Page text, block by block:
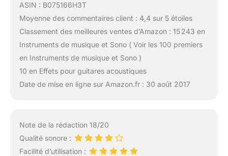
ASIN : B075166H3T
Moyenne des commentaires client : 4,4 sur 5 étoiles
Classement des meilleures ventes d’Amazon : 15 243 en
Instruments de musique et Sono ( Voir les 100 premiers
en Instruments de musique et Sono )
10 en Effets pour guitares acoustiques
Date de mise en ligne sur Amazon.fr : 30 août 2017
Note de la rédaction 18/20
Qualité sonore :
Facilité d’utilisation :